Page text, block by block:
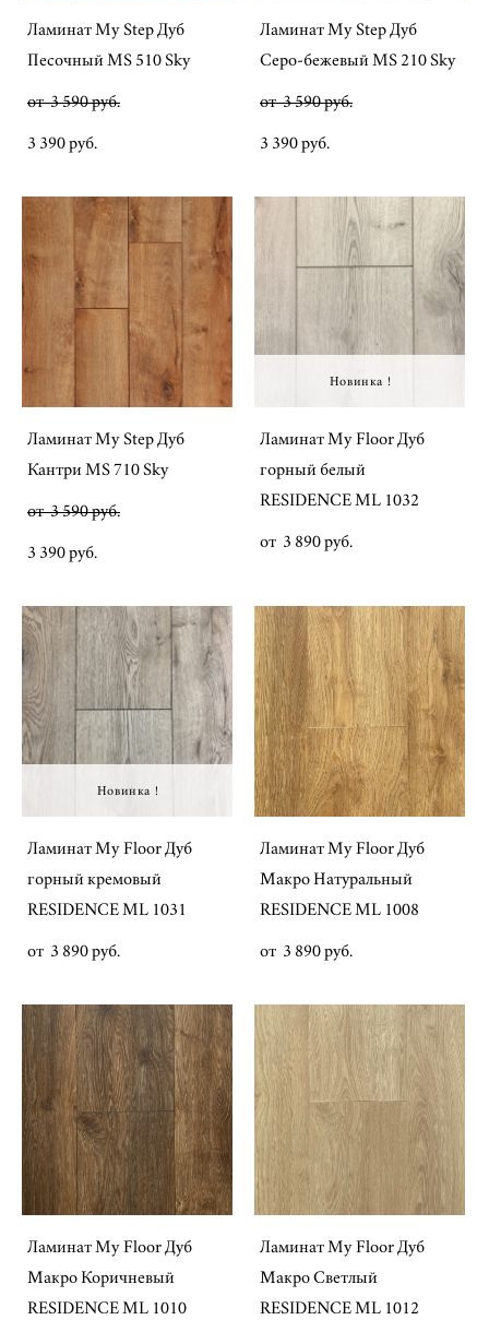
Ламинат My Step Дуб
Песочный MS 510 Sky
от 3 590 pуб.
3 390 pуб.
Ламинат My Step Дуб
Серо-бежевый MS 210 Sky
от 3 590 pуб.
3 390 pуб.
Ламинат My Step Дуб
Кантри MS 710 Sky
от 3 590 pуб.
3 390 pуб.
Новинка !
Ламинат My Floor Дуб
горный белый
RESIDENCE ML 1032
от 3 890 pуб.
Новинка !
Ламинат My Floor Дуб
горный кремовый
RESIDENCE ML 1031
от 3 890 pуб.
Ламинат My Floor Дуб
Макро Натуральный
RESIDENCE ML 1008
от 3 890 pуб.
Ламинат My Floor Дуб
Макро Коричневый
RESIDENCE ML 1010
Ламинат My Floor Дуб
Макро Светлый
RESIDENCE ML 1012